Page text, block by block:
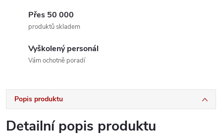
Přes 50 000
produktů skladem
Vyškolený personál
Vám ochotně poradí
Popis produktu
Detailní popis produktu